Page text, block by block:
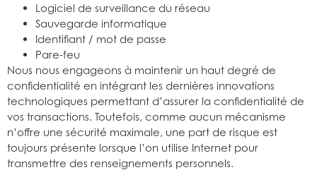
Logiciel de surveillance du réseau
Sauvegarde informatique
Identifiant / mot de passe
Pare-feu
Nous nous engageons à maintenir un haut degré de
confidentialité en intégrant les dernières innovations
technologiques permettant d’assurer la confidentialité de
vos transactions. Toutefois, comme aucun mécanisme
n’offre une sécurité maximale, une part de risque est
toujours présente lorsque l’on utilise Internet pour
transmettre des renseignements personnels.